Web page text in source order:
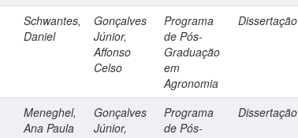
Schwantes,
Daniel
Gonçalves
Júnior,
Affonso
Celso
Programa
de Pós-
Graduação
em
Agronomia
Dissertação
Meneghel,
Ana Paula
Gonçalves
Júnior,
Programa
de Pós-
Dissertação